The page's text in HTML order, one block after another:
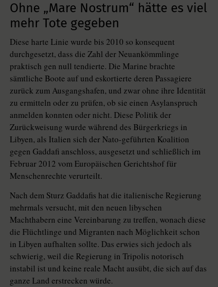
Ohne „Mare Nostrum“ hätte es viel
mehr Tote gegeben
Diese harte Linie wurde bis 2010 so konsequent
durchgesetzt, dass die Zahl der Neuankömmlinge
praktisch gen null tendierte. Die Marine brachte
sämtliche Boote auf und eskortierte deren Passagiere
zurück zum Ausgangshafen, und zwar ohne ihre Identität
zu ermitteln oder zu prüfen, ob sie einen Asylanspruch
anmelden konnten oder nicht. Diese Politik der
Zurückweisung wurde während des Bürgerkriegs in
Libyen, als Italien sich der Nato-geführten Koalition
gegen Gaddafi anschloss, ausgesetzt und schließlich im
Februar 2012 vom Europäischen Gerichtshof für
Menschenrechte verurteilt.
Nach dem Sturz Gaddafis hat die italienische Regierung
mehrmals versucht, mit den neuen libyschen
Machthabern eine Vereinbarung zu treffen, wonach diese
die Flüchtlinge und Migranten nach Möglichkeit schon
in Libyen aufhalten sollte. Das erwies sich jedoch als
schwierig, weil die Regierung in Tripolis notorisch
instabil ist und keine reale Macht ausübt, die sich auf das
ganze Land erstrecken würde.